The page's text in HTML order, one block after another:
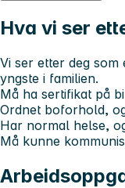
Hva vi ser
Vi ser etter deg
yngste i familien.
Må ha sertifikat på
Ordnet boforhold,
Har normal helse,
Må kunne